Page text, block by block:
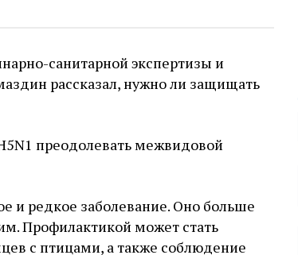
санитарной экспертизы и
рассказал, нужно ли защищать
преодолевать межвидовой
и редкое заболевание. Оно больше
Профилактикой может стать
с птицами, а также соблюдение